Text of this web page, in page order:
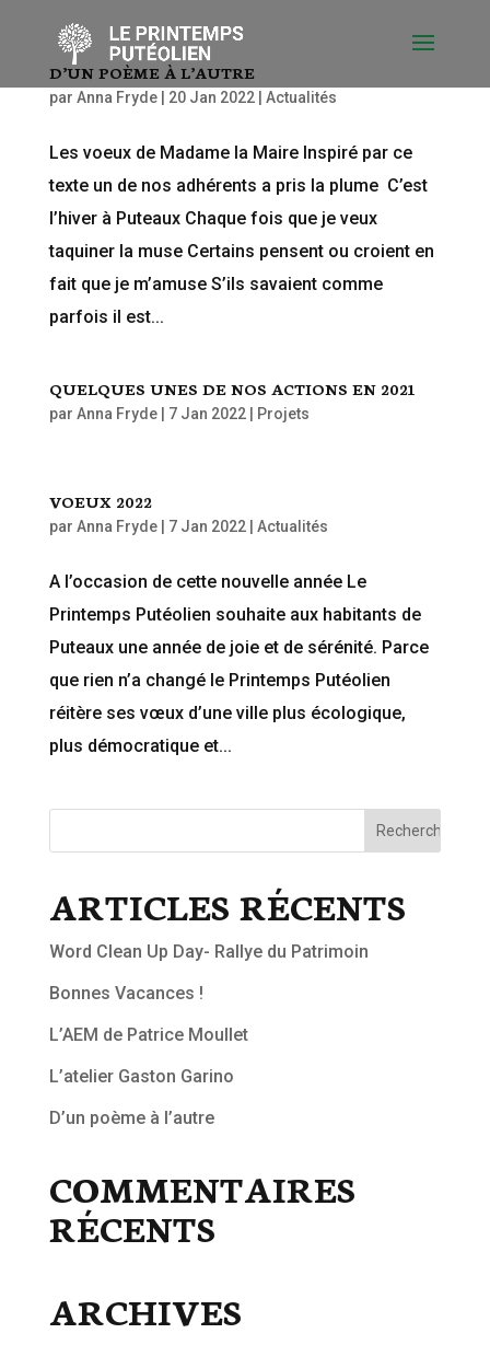
D’UN POÈME À L’AUTRE
par Anna Fryde| 20 Jan 2022| Actualités
Les voeux de Madame la Maire Inspiré par ce
texte un de nos adhérents a pris la plume C’est
l’hiver à Puteaux Chaque fois que je veux
taquiner la muse Certains pensent ou croient en
fait que je m’amuse S’ils savaient comme
parfois il est...
QUELQUES UNES DE NOS ACTIONS EN 2021
par Anna Fryde| 7 Jan 2022| Projets
VOEUX 2022
par Anna Fryde| 7 Jan 2022| Actualités
A l’occasion de cette nouvelle année Le
Printemps Putéolien souhaite aux habitants de
Puteaux une année de joie et de sérénité. Parce
que rien n’a changé le Printemps Putéolien
réitère ses vœux d’une ville plus écologique,
plus démocratique et...
ARTICLES RÉCENTS
Word Clean Up Day- Rallye du Patrimoin
Bonnes Vacances !
L’AEM de Patrice Moullet
L’atelier Gaston Garino
D’un poème à l’autre
COMMENTAIRES
RÉCENTS
ARCHIVES